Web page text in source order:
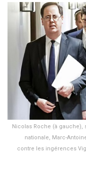
Nicolas Roche (à
nationale, Marc-
contre les ingérences